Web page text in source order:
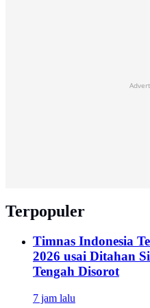
Terpopuler
Timnas Indonesia
2026 usai Ditahan
Tengah Disorot
7 jam lalu